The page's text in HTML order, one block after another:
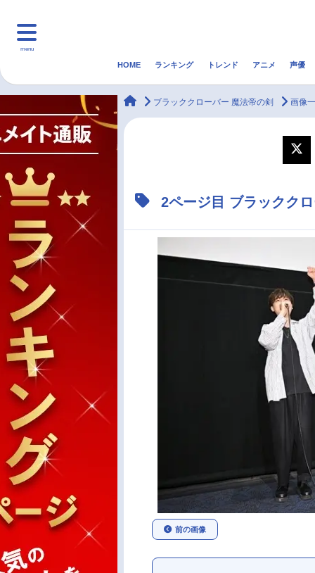
menu
マンガ・ラノベ 音楽
アニメ記事一覧
声優記事一覧
HOME ランキング トレンド アニメ 声優
animateTimes
ブラッククローバー 魔法帝の剣 画像
2ページ目 ブラックク
前の画像